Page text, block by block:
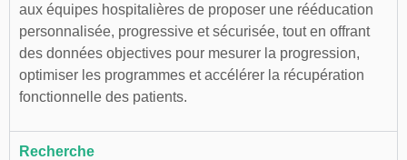
aux équipes hospitalières de proposer une rééducation
personnalisée, progressive et sécurisée, tout en offrant
des données objectives pour mesurer la progression,
optimiser les programmes et accélérer la récupération
fonctionnelle des patients.
Recherche